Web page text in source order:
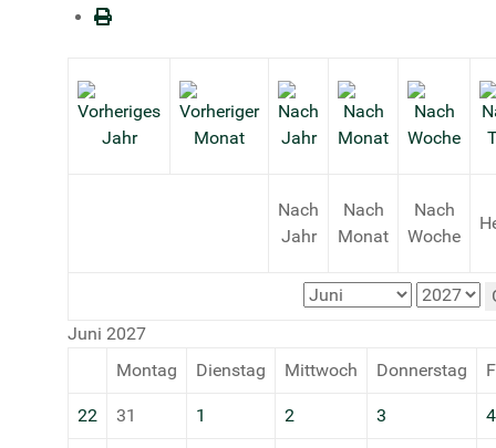
Nach
Jahr
Nach
Monat
Nach
Woche
Juni 2027
Montag
Dienstag Mittwoch Donnerstag
22 31 1 2 3 4